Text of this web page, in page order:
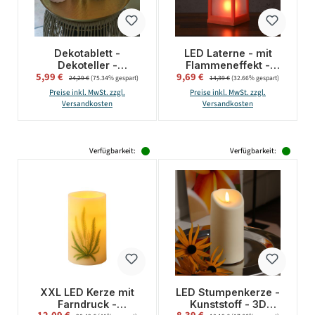
Dekotablett -
Dekoteller -
gehämmert - zum
Stellen oder
Aufhängen - mit
Verkaufspreis:
5,99 € Regulärer Preis:
24,29 €(75.34% gespart)
Preise inkl. MwSt. zzgl.
Versandkosten
LED Laterne - mit
Flammeneffekt -
flackernde LED - H:
24cm - Batteriebetrieb
- orange
Verkaufspreis:
9,69 € Regulärer Preis:
14,39 €(32.66% gespart)
Preise inkl. MwSt. zzgl.
Versandkosten
Verfügbarkeit:
XXL LED Kerze mit
Farndruck -
Regulärer Preis:
Verfügbarkeit:
LED Stumpenkerze -
Kunststoff - 3D
Regulärer Preis: